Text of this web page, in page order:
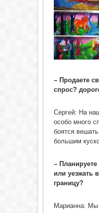
– Продаете
спрос?
Сергей: На
особо много
боятся
большим
–
или уезжать
границу?
Марианна: Мы